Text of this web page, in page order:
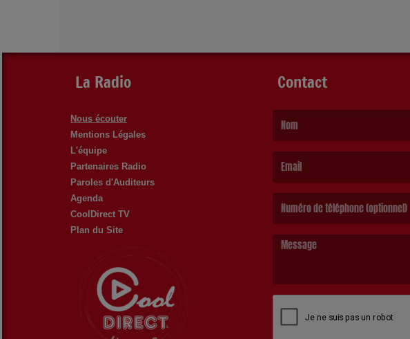
La Radio
Nous écouter
Mentions Légales
L'équipe
Partenaires Radio
Paroles d'Auditeurs
Agenda
CoolDirect TV
Plan du Site
Contact